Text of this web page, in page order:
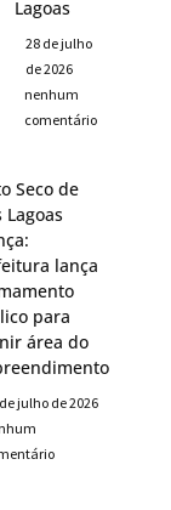
Lagoas
28 de julho
de 2026
nenhum
comentário
Seco de
Lagoas
lança
para
área do
julho de 2026